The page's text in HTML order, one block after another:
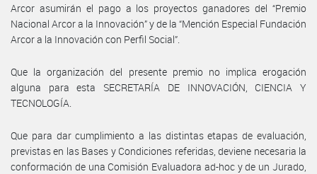
Arcor asumirán el pago a los proyectos ganadores del “Premio
Nacional Arcor a la Innovación” y de la “Mención Especial Fundación
Arcor a la Innovación con Perfil Social”.
Que la organización del presente premio no implica erogación
alguna para esta SECRETARÍA DE INNOVACIÓN, CIENCIA Y
TECNOLOGÍA.
Que para dar cumplimiento a las distintas etapas de evaluación,
previstas en las Bases y Condiciones referidas, deviene necesaria la
conformación de una Comisión Evaluadora ad-hoc y de un Jurado,